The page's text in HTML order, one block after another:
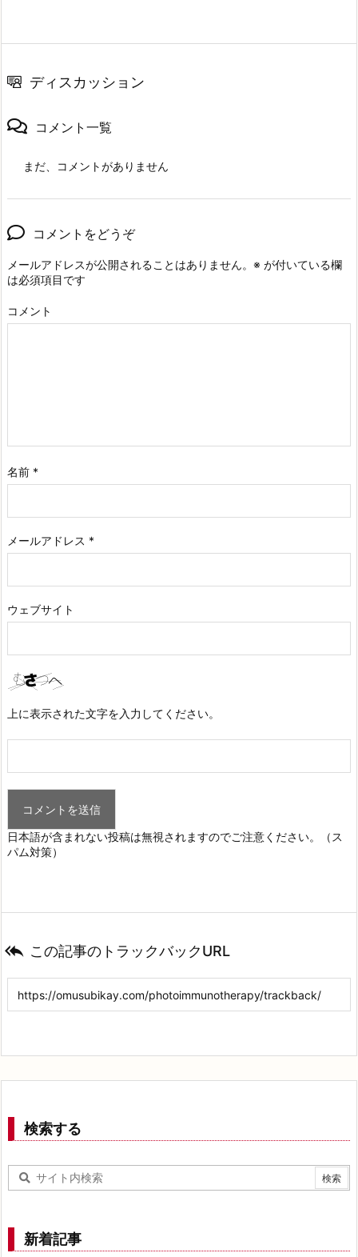
ディスカッション
コメント一覧
まだ、コメントがありません
コメントをどうぞ
メールアドレスが公開されることはありません。 ※ が付いている欄
は必須項目です
コメント
名前 *
メールアドレス *
ウェブサイト
上に表示された文字を入力してください。
日本語が含まれない投稿は無視されますのでご注意ください。（ス
パム対策）
 この記事のトラックバックURL
検索する
新着記事